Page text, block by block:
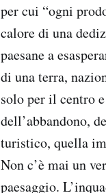
per cui “ogni
calore di una
paesane a
di una terra,
solo per il centro
dell’abbandono,
turistico, quella
Non c’è mai un
paesaggio.